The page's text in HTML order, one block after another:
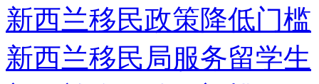
新西兰移民政策降低门槛
新西兰移民局服务留学生